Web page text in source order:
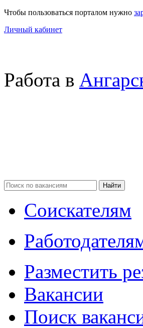
Чтобы пользоваться порталом нужно
Личный кабинет
Работа в
Соискателям
Разместить
Вакансии
Поиск